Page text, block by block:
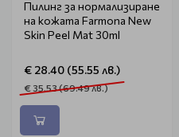
Пилинг за нормализиране
на кожата Farmona New
Skin Peel Mat 30ml
€ 28.40 (55.55 лв.)
€ 35.53 (69.49 лв.)